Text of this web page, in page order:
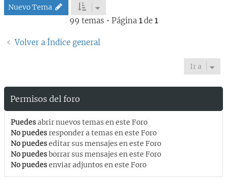
Nuevo Tema
99 temas • Página 1de 1
Volver a Índice general
Ir a
Permisos del foro
Puedesabrir nuevos temas en este Foro
No puedesresponder a temas en este Foro
No puedeseditar sus mensajes en este Foro
No puedesborrar sus mensajes en este Foro
No puedesenviar adjuntos en este Foro